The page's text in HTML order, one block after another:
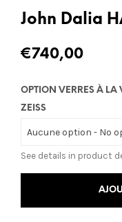
John Dalia
€740,00
OPTION VERRES À LA
ZEISS
See details in product